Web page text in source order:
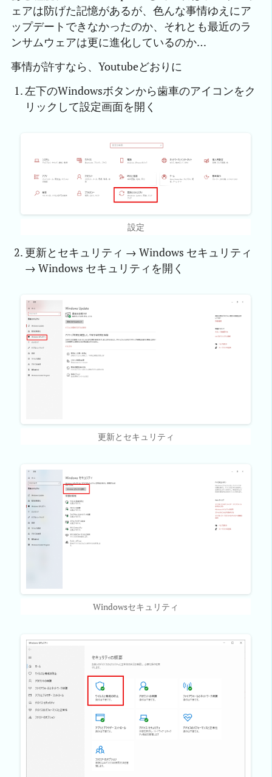
ェアは防げた記憶があるが、色んな事情ゆえにア
ップデートできなかったのか、それとも最近のラ
ンサムウェアは更に進化しているのか…
事情が許すなら、Youtubeどおりに
左下のWindowsボタンから歯車のアイコンをク
リックして設定画面を開く
設定
更新とセキュリティ → Windows セキュリティ
→ Windows セキュリティを開く
更新とセキュリティ
Windowsセキュリティ